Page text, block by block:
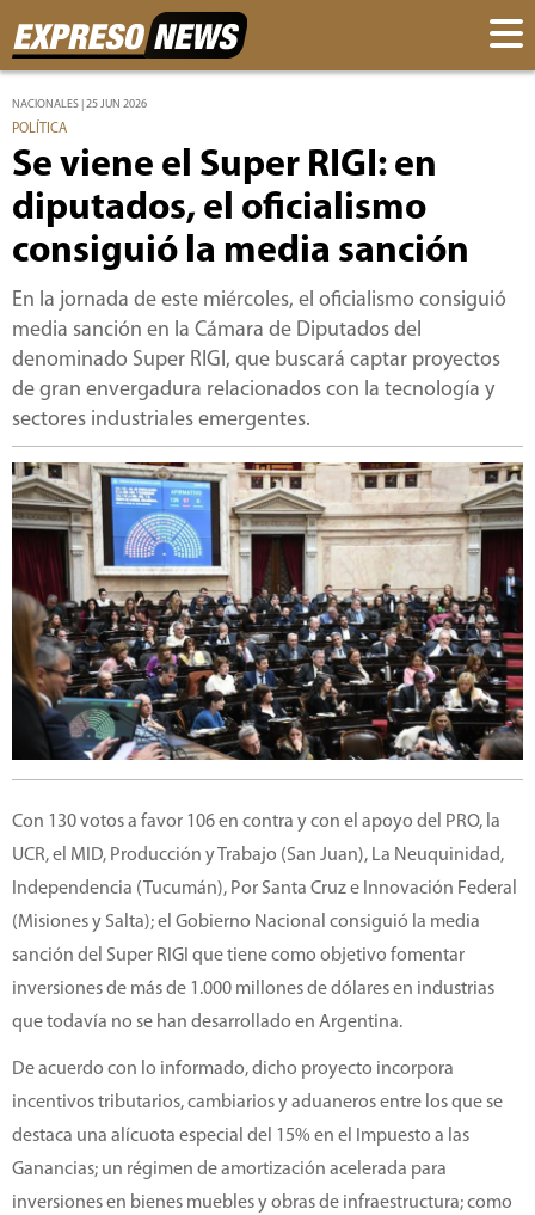
NACIONALES | 25 JUN 2026
POLÍTICA
Se viene el Super RIGI: en
diputados, el oficialismo
consiguió la media sanción
En la jornada de este miércoles, el oficialismo consiguió
media sanción en la Cámara de Diputados del
denominado Super RIGI, que buscará captar proyectos
de gran envergadura relacionados con la tecnología y
sectores industriales emergentes.
Con 130 votos a favor 106 en contra y con el apoyo del PRO, la
UCR, el MID, Producción y Trabajo (San Juan), La Neuquinidad,
Independencia (Tucumán), Por Santa Cruz e Innovación Federal
(Misiones y Salta); el Gobierno Nacional consiguió la media
sanción del Super RIGI que tiene como objetivo fomentar
inversiones de más de 1.000 millones de dólares en industrias
que todavía no se han desarrollado en Argentina.
De acuerdo con lo informado, dicho proyecto incorpora
incentivos tributarios, cambiarios y aduaneros entre los que se
destaca una alícuota especial del 15% en el Impuesto a las
Ganancias; un régimen de amortización acelerada para
inversiones en bienes muebles y obras de infraestructura; como